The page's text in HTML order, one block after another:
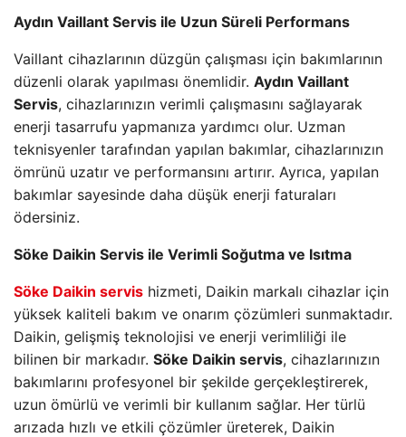
Aydın Vaillant Servis ile Uzun Süreli Performans
Vaillant cihazlarının düzgün çalışması için bakımlarının
düzenli olarak yapılması önemlidir. Aydın Vaillant
Servis, cihazlarınızın verimli çalışmasını sağlayarak
enerji tasarrufu yapmanıza yardımcı olur. Uzman
teknisyenler tarafından yapılan bakımlar, cihazlarınızın
ömrünü uzatır ve performansını artırır. Ayrıca, yapılan
bakımlar sayesinde daha düşük enerji faturaları
ödersiniz.
Söke Daikin Servis ile Verimli Soğutma ve Isıtma
Söke Daikin servis hizmeti, Daikin markalı cihazlar için
yüksek kaliteli bakım ve onarım çözümleri sunmaktadır.
Daikin, gelişmiş teknolojisi ve enerji verimliliği ile
bilinen bir markadır. Söke Daikin servis, cihazlarınızın
bakımlarını profesyonel bir şekilde gerçekleştirerek,
uzun ömürlü ve verimli bir kullanım sağlar. Her türlü
arızada hızlı ve etkili çözümler üreterek, Daikin